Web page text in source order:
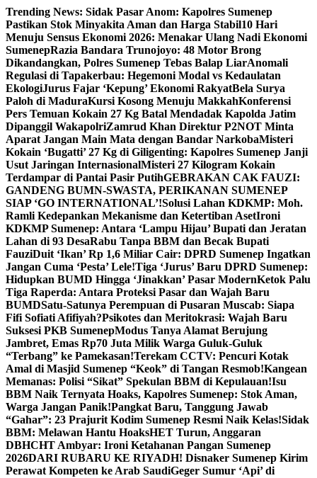
Skip
to
content
Trending News: Sidak Pasar Anom: Kapolres Sumenep
Pastikan Stok Minyakita Aman dan Harga Stabil10 Hari
Menuju Sensus Ekonomi 2026: Menakar Ulang Nadi Ekonomi
SumenepRazia Bandara Trunojoyo: 48 Motor Brong
Dikandangkan, Polres Sumenep Tebas Balap LiarAnomali
Regulasi di Tapakerbau: Hegemoni Modal vs Kedaulatan
EkologiJurus Fajar ‘Kepung’ Ekonomi RakyatBela Surya
Paloh di MaduraKursi Kosong Menuju MakkahKonferensi
Pers Temuan Kokain 27 Kg Batal Mendadak Kapolda Jatim
Dipanggil WakapolriZamrud Khan Direktur P2NOT Minta
Aparat Jangan Main Mata dengan Bandar NarkobaMisteri
Kokain ‘Bugatti’ 27 Kg di Giligenting: Kapolres Sumenep Janji
Usut Jaringan InternasionalMisteri 27 Kilogram Kokain
Terdampar di Pantai Pasir PutihGEBRAKAN CAK FAUZI:
GANDENG BUMN-SWASTA, PERIKANAN SUMENEP
SIAP ‘GO INTERNATIONAL’!Solusi Lahan KDKMP: Moh.
Ramli Kedepankan Mekanisme dan Ketertiban AsetIroni
KDKMP Sumenep: Antara ‘Lampu Hijau’ Bupati dan Jeratan
Lahan di 93 DesaRabu Tanpa BBM dan Becak Bupati
FauziDuit ‘Ikan’ Rp 1,6 Miliar Cair: DPRD Sumenep Ingatkan
Jangan Cuma ‘Pesta’ Lele!Tiga ‘Jurus’ Baru DPRD Sumenep:
Hidupkan BUMD Hingga ‘Jinakkan’ Pasar ModernKetok Palu
Tiga Raperda: Antara Proteksi Pasar dan Wajah Baru
BUMDSatu-Satunya Perempuan di Pusaran Muscab: Siapa
Fifi Sofiati Afifiyah?Psikotes dan Meritokrasi: Wajah Baru
Suksesi PKB SumenepModus Tanya Alamat Berujung
Jambret, Emas Rp70 Juta Milik Warga Guluk-Guluk
“Terbang” ke Pamekasan!Terekam CCTV: Pencuri Kotak
Amal di Masjid Sumenep “Keok” di Tangan Resmob!Kangean
Memanas: Polisi “Sikat” Spekulan BBM di Kepulauan!Isu
BBM Naik Ternyata Hoaks, Kapolres Sumenep: Stok Aman,
Warga Jangan Panik!Pangkat Baru, Tanggung Jawab
“Gahar”: 23 Prajurit Kodim Sumenep Resmi Naik Kelas!Sidak
BBM: Melawan Hantu HoaksHET Turun, Anggaran
DBHCHT Ambyar: Ironi Ketahanan Pangan Sumenep
2026DARI RUBARU KE RIYADH! Disnaker Sumenep Kirim
Perawat Kompeten ke Arab SaudiGeger Sumur ‘Api’ di